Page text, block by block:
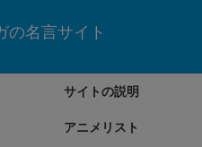
の名言サイト
サイトの説明
アニメリスト